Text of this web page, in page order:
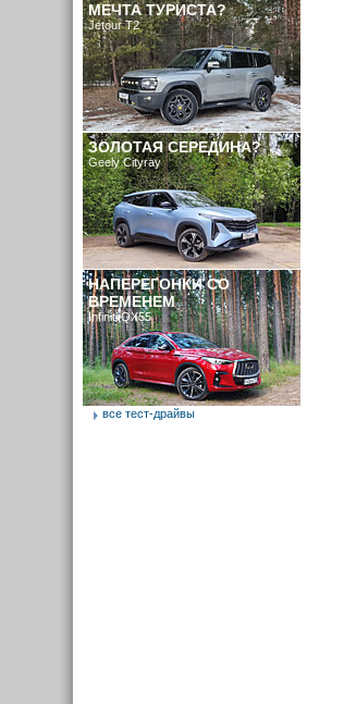
МЕЧТА ТУРИСТА?
Jetour T2
ЗОЛОТАЯ СЕРЕДИНА?
Geely Cityray
НАПЕРЕГОНКИ СО
ВРЕМЕНЕМ
Infiniti QX55
все тест-драйвы